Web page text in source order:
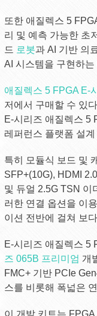
또한 애질렉스 5
리 및 예측 가능한 초
드 로봇과 AI 기반 의
AI 시스템을 구현하
애질렉스 5 FPGA E-
저에서 구매할 수 있
E-시리즈 애질렉스 5
레퍼런스 플랫폼 설
특히 모듈식 보드 및
SFP+(10G), HDMI
및 듀얼 2.5G TSN 이
러한 연결 옵션을 이
이션 전반에 걸쳐 보
E-시리즈 애질렉스 5
즈 065B 프리미엄 개
FMC+ 기반 PCIe
스를 비롯해 폭넓은
이 개발 키트는